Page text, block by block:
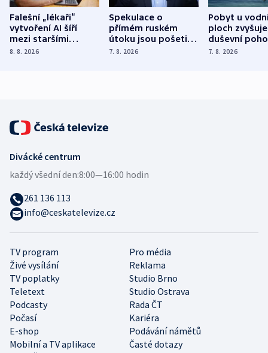
Falešní „lékaři“
vytvoření AI šíří
mezi staršími
Poláky nebezpečné
8. 8. 2026
Spekulace o
přímém ruském
útoku jsou pošetilé,
míní estonský
7. 8. 2026
Pobyt u
ploch zvyšuje
duševní
ukázala
7. 8. 2026
TV program
Pro média
Živé vysílání
Reklama
TV poplatky
Studio Brno
Teletext
Studio Ostrava
Podcasty
Rada ČT
Počasí
Kariéra
E-shop
Podávání námětů
Mobilní a TV aplikace
Časté dotazy
Divácké centrum
každý všední den:8:00—16:00 hodin
261 136 113
info@ceskatelevize.cz